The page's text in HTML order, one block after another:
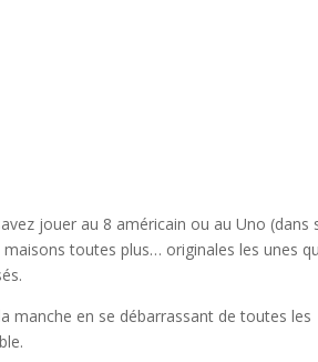
jouer au 8 américain ou au Uno (dans
toutes plus… originales les unes
manche en se débarrassant de toutes les